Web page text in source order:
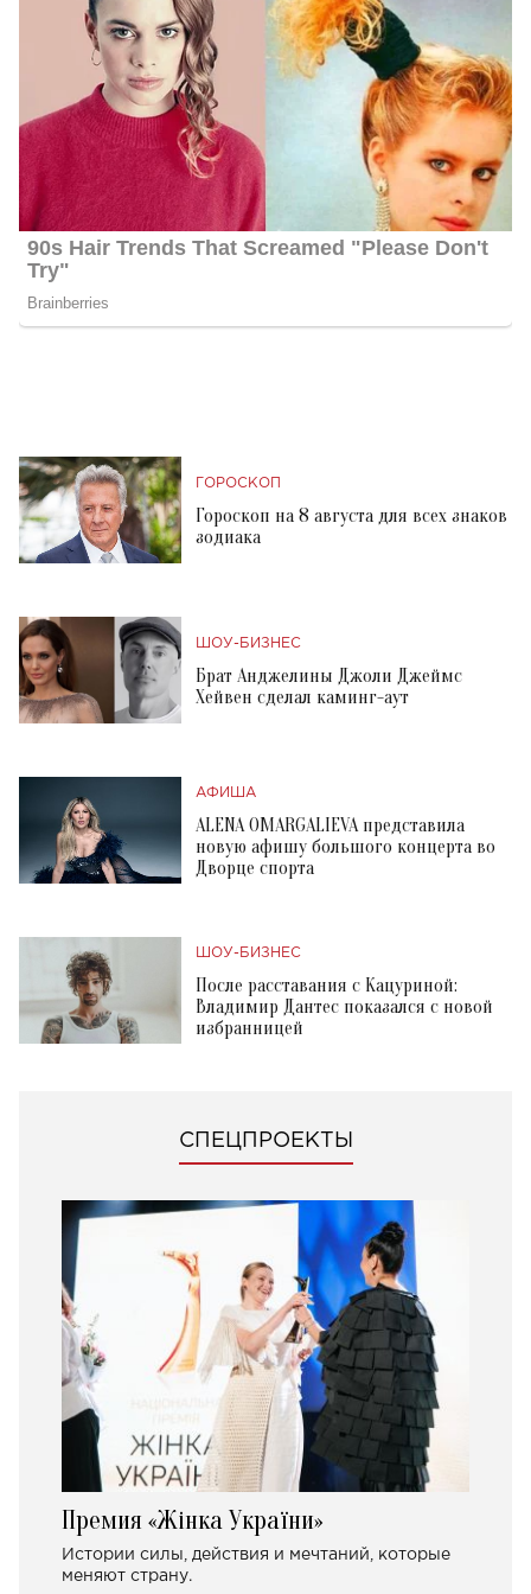
ГОРОСКОП
Гороскоп на 8 августа для всех знаков
зодиака
ШОУ-БИЗНЕС
Брат Анджелины Джоли Джеймс
Хейвен сделал каминг-аут
АФИША
ALENA OMARGALIEVA представила
новую афишу большого концерта во
Дворце спорта
ШОУ-БИЗНЕС
После расставания с Кацуриной:
Владимир Дантес показался с новой
избранницей
СПЕЦПРОЕКТЫ
Премия «Жінка України»
Истории силы, действия и мечтаний, которые
меняют страну.